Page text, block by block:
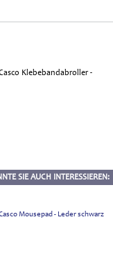
SIE AUCH INTERESSIEREN: